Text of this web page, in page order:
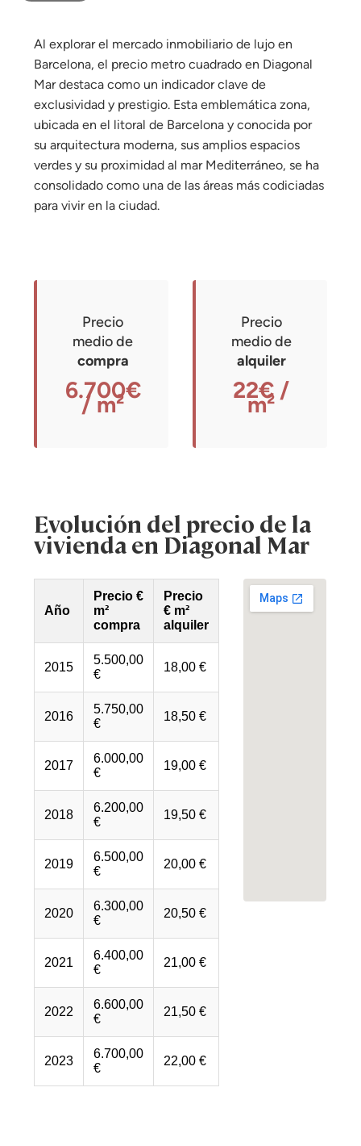
Al explorar el mercado inmobiliario de lujo en
Barcelona, el precio metro cuadrado en Diagonal
Mar destaca como un indicador clave de
exclusividad y prestigio. Esta emblemática zona,
ubicada en el litoral de Barcelona y conocida por
su arquitectura moderna, sus amplios espacios
verdes y su proximidad al mar Mediterráneo, se ha
consolidado como una de las áreas más codiciadas
para vivir en la ciudad.
Precio
medio de
compra
6.700€
/ m²
Precio
medio de
alquiler
22€ /
m²
Evolución del precio de la
vivienda en Diagonal Mar
Año
Precio €
m²
compra
Precio
€ m²
alquiler
2015
5.500,00
€
18,00 €
2016
5.750,00
€
18,50 €
2017
6.000,00
€
19,00 €
2018
6.200,00
€
19,50 €
2019
6.500,00
€
20,00 €
2020
6.300,00
€
20,50 €
2021
6.400,00
€
21,00 €
2022
6.600,00
€
21,50 €
2023
6.700,00
€
22,00 €